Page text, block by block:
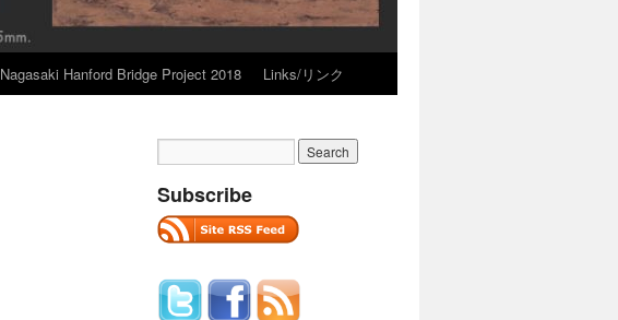
Nagasaki Hanford Bridge Project 2018 Links/リンク
Subscribe